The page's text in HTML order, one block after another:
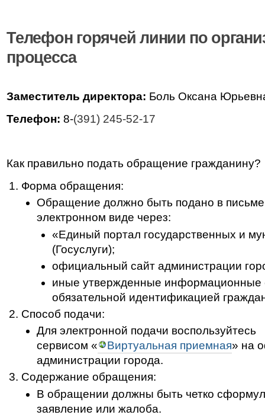
Телефон горячей линии по
процесса
Заместитель директора: Боль Оксана
Телефон: 8-(391) 245-52-17
Как правильно подать обращение гражданину?
Форма обращения:
Обращение должно быть подано в
электронном виде через:
«Единый портал государственных и
(Госуслуги);
официальный сайт администрации
иные утвержденные информационные
обязательной идентификацией
Способ подачи:
Для электронной подачи воспользуйтесь
сервисом «
Виртуальная приемная» на
администрации города.
Содержание обращения:
В обращении должны быть четко
заявление или жалоба.